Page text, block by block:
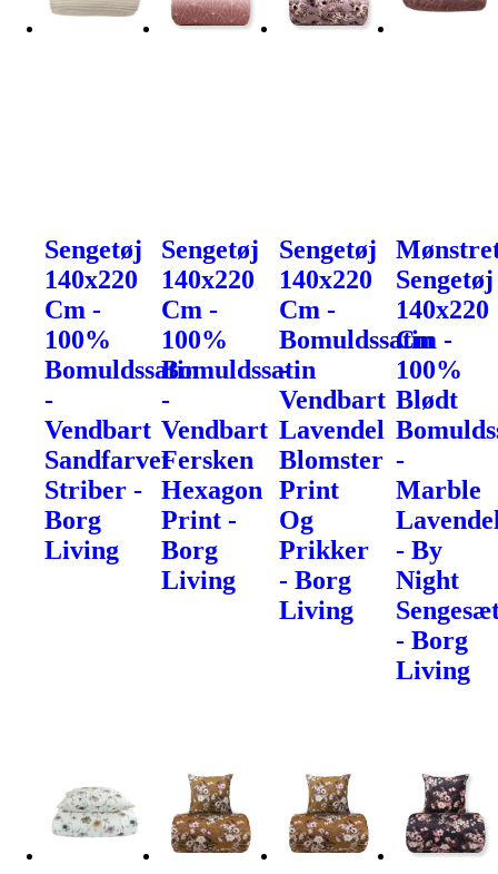
Sengetøj
140x220
Cm -
100%
Bomuldssatin
-
Vendbart
Sandfarvet
Striber -
Borg
Living
Sengetøj
140x220
Cm -
100%
Bomuldssatin
-
Vendbart
Fersken
Hexagon
Print -
Borg
Living
Sengetøj
140x220
Cm -
Bomuldssatin
-
Vendbart
Lavendel
Blomster
Print
Og
Prikker
- Borg
Living
Sengetøj
140x220
Cm -
100%
Blødt
-
Marble
- By
Night
- Borg
Living